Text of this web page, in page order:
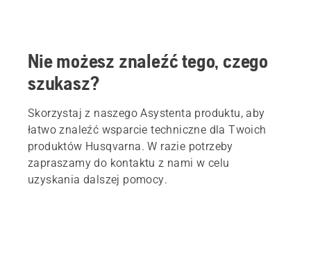
Nie możesz znaleźć tego, czego
szukasz?
Skorzystaj z naszego Asystenta produktu, aby
łatwo znaleźć wsparcie techniczne dla Twoich
produktów Husqvarna. W razie potrzeby
zapraszamy do kontaktu z nami w celu
uzyskania dalszej pomocy.